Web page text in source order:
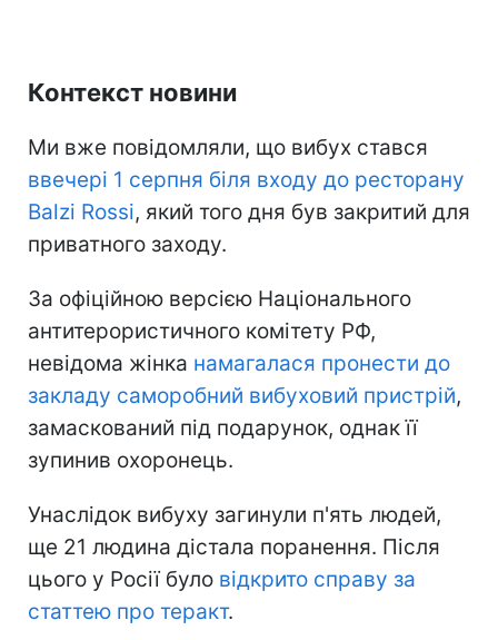
Контекст новини
Ми вже повідомляли, що вибух стався
ввечері 1 серпня біля входу до ресторану
Balzi Rossi, який того дня був закритий для
приватного заходу.
За офіційною версією Національного
антитерористичного комітету РФ,
невідома жінка намагалася пронести до
закладу саморобний вибуховий пристрій,
замаскований під подарунок, однак її
зупинив охоронець.
Унаслідок вибуху загинули п'ять людей,
ще 21 людина дістала поранення. Після
цього у Росії було відкрито справу за
статтею про теракт.